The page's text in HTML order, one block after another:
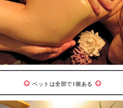
ベットは全部で1個ある